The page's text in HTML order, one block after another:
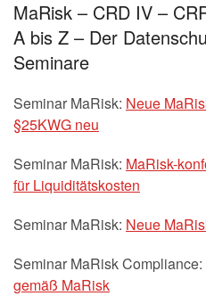
MaRisk – CRD IV –
A bis Z – Der
Seminare
Seminar MaRisk: Neue
§25KWG neu
Seminar MaRisk: MaRisk-
für Liquiditätskosten
Seminar MaRisk: Neue
Seminar MaRisk Compliance:
gemäß MaRisk